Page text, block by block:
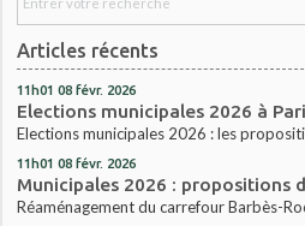
Articles récents
11h01 08 févr. 2026
Elections municipales 2026 à
Elections municipales 2026 : les
11h01 08 févr. 2026
Municipales 2026 : propositions
Réaménagement du carrefour Barbès-